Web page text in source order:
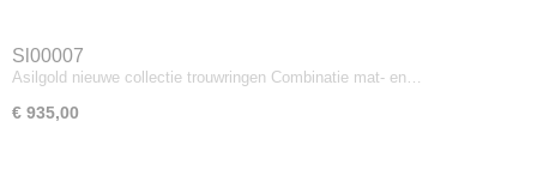
Sl00007
Asilgold nieuwe collectie trouwringen Combinatie mat- en…
€ 935,00